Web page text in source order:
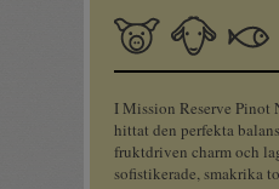
I Mission Reserve Pinot
hittat den perfekta
fruktdriven charm och
sofistikerade, smakrika